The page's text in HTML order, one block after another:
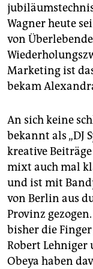
Wagner heute
von
Marketing ist
bekam
An sich keine
bekannt als „DJ
kreative
mixt auch mal
und ist mit
von Berlin aus
Provinz
bisher die Finger
Robert Lehniger
Obeya haben